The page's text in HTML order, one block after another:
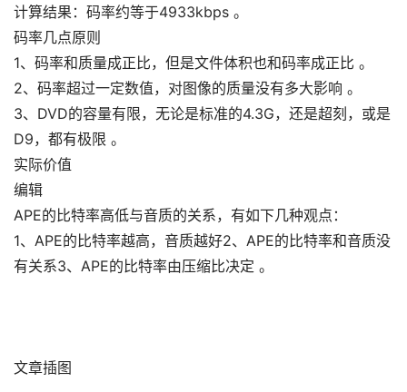
计算结果：码率约等于4933kbps 。
码率几点原则
1、码率和质量成正比，但是文件体积也和码率成正比 。
2、码率超过一定数值，对图像的质量没有多大影响 。
3、DVD的容量有限，无论是标准的4.3G，还是超刻，或是
D9，都有极限 。
实际价值
编辑
APE的比特率高低与音质的关系，有如下几种观点：
1、APE的比特率越高，音质越好2、APE的比特率和音质没
有关系3、APE的比特率由压缩比决定 。
文章插图